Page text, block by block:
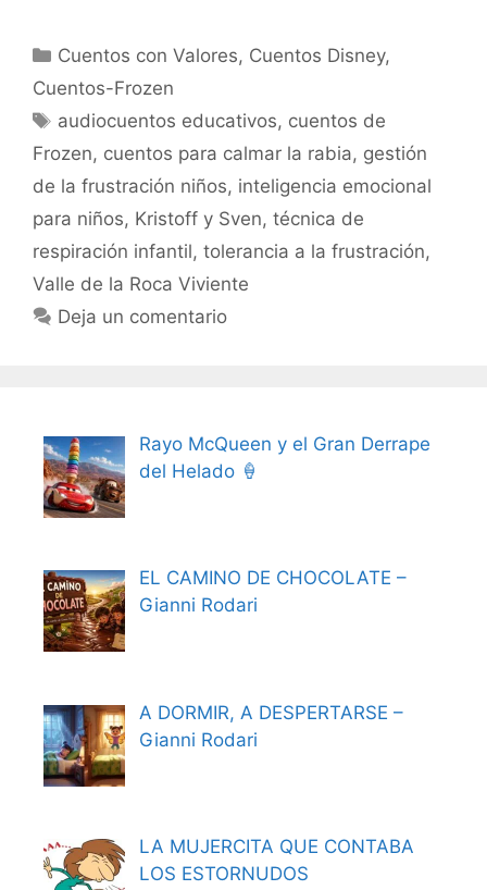
Categorías
Cuentos con Valores, Cuentos Disney,
Cuentos-Frozen
Etiquetas
audiocuentos educativos, cuentos de
Frozen, cuentos para calmar la rabia, gestión
de la frustración niños, inteligencia emocional
para niños, Kristoff y Sven, técnica de
respiración infantil, tolerancia a la frustración,
Valle de la Roca Viviente
Deja un comentario
Rayo McQueen y el Gran Derrape
del Helado 🍦
EL CAMINO DE CHOCOLATE –
Gianni Rodari
A DORMIR, A DESPERTARSE –
Gianni Rodari
LA MUJERCITA QUE CONTABA
LOS ESTORNUDOS